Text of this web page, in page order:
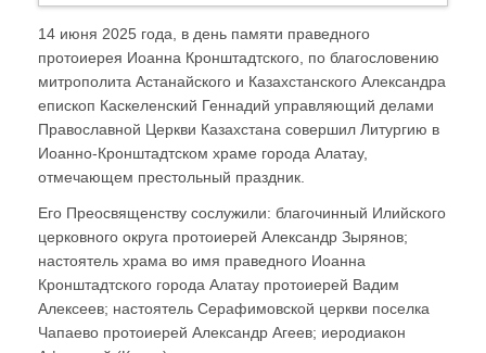
14 июня 2025 года, в день памяти праведного
протоиерея Иоанна Кронштадтского, по благословению
митрополита Астанайского и Казахстанского Александра
епископ Каскеленский Геннадий управляющий делами
Православной Церкви Казахстана совершил Литургию в
Иоанно-Кронштадтском храме города Алатау,
отмечающем престольный праздник.
Его Преосвященству сослужили: благочинный Илийского
церковного округа протоиерей Александр Зырянов;
настоятель храма во имя праведного Иоанна
Кронштадтского города Алатау протоиерей Вадим
Алексеев; настоятель Серафимовской церкви поселка
Чапаево протоиерей Александр Агеев; иеродиакон